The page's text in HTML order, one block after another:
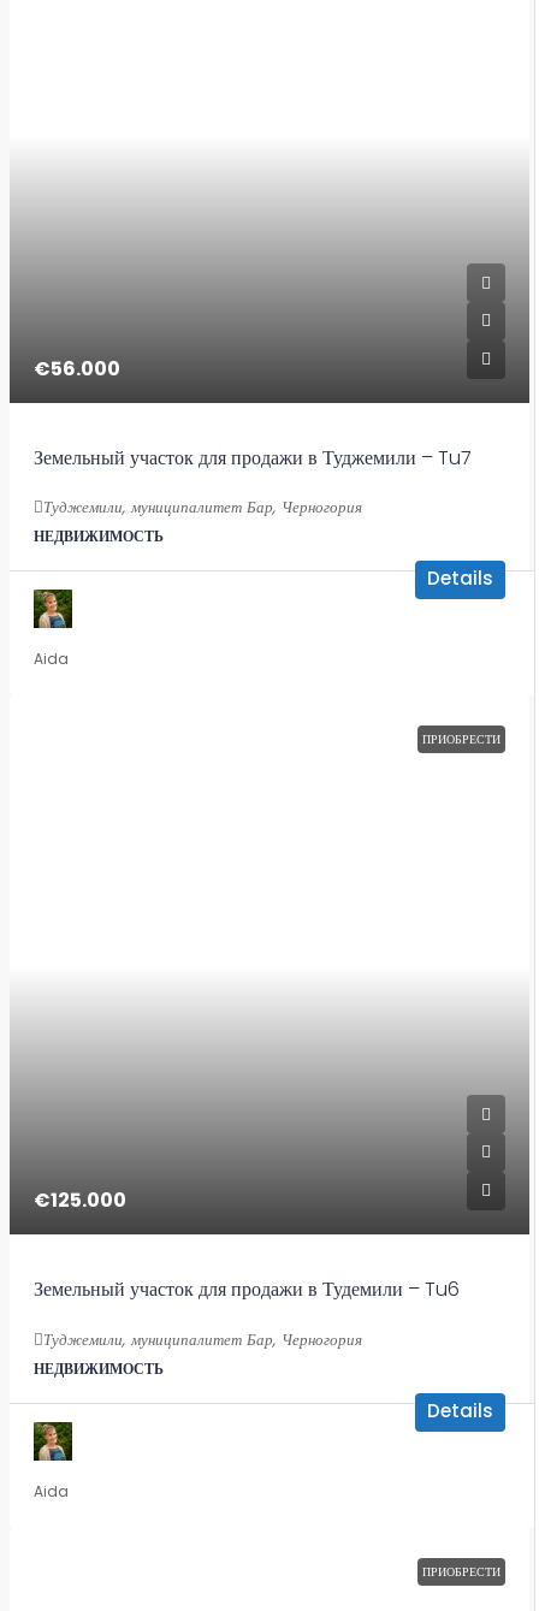
€56.000
Земельный участок для продажи в Туджемили – Tu7
Туджемили, муниципалитет Бар, Черногория
НЕДВИЖИМОСТЬ
Details
Aida
ПРИОБРЕСТИ
€125.000
Земельный участок для продажи в Тудемили – Tu6
Туджемили, муниципалитет Бар, Черногория
НЕДВИЖИМОСТЬ
Details
Aida
ПРИОБРЕСТИ